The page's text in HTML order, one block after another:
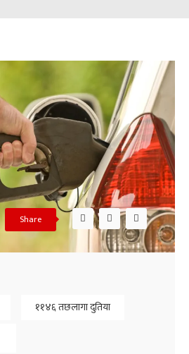
Share
११४६ तछलागा दुतिया